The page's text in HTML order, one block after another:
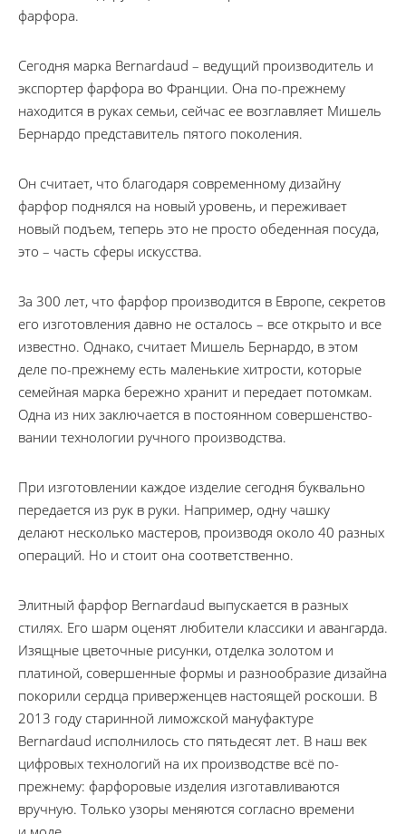
фарфора.
Сегодня марка Bernardaud – ве­ду­щий про­из­во­ди­тель и
экс­пор­тер фар­фо­ра во Фран­ци­и. Она по-прежнему
находится в руках семьи, сейчас ее возглавляет Ми­шель
Бер­нар­до пред­ста­ви­тель пя­то­го по­ко­ле­ни­я.
Он считает, что благодаря современному дизайну
фарфор поднялся на новый уровень, и переживает
новый подъем, теперь это не просто обеденная посуда,
это – часть сферы искусства.
За 300 лет, что фарфор производится в Европе, секретов
его изготовления давно не осталось – все открыто и все
известно. Однако, считает Мишель Бернардо, в этом
деле по-прежнему есть маленькие хитрости, которые
семейная марка бережно хранит и передает потомкам.
Одна из них заключается в по­сто­ян­ном со­вер­шенст­во­
вании тех­но­ло­ги­и руч­но­го про­из­водст­ва.
При изготовлении каждое изделие сегодня буквально
передается из рук в руки. Например, одну чашку
делают несколько мастеров, производя около 40 разных
операций. Но и стоит она соответственно.
Элитный фарфор Bernardaud выпускается в разных
стилях. Его шарм оценят любители классики и авангарда.
Изящные цветочные рисунки, отделка золотом и
платиной, совершенные формы и разнообразие дизайна
покорили сердца приверженцев настоящей роскоши. В
2013 году старинной лиможской мануфактуре
Bernardaud исполнилось сто пятьдесят лет. В наш век
цифровых технологий на их производстве всё по-
прежнему: фарфоровые изделия изготавливаются
вручную. Только узоры меняются согласно времени